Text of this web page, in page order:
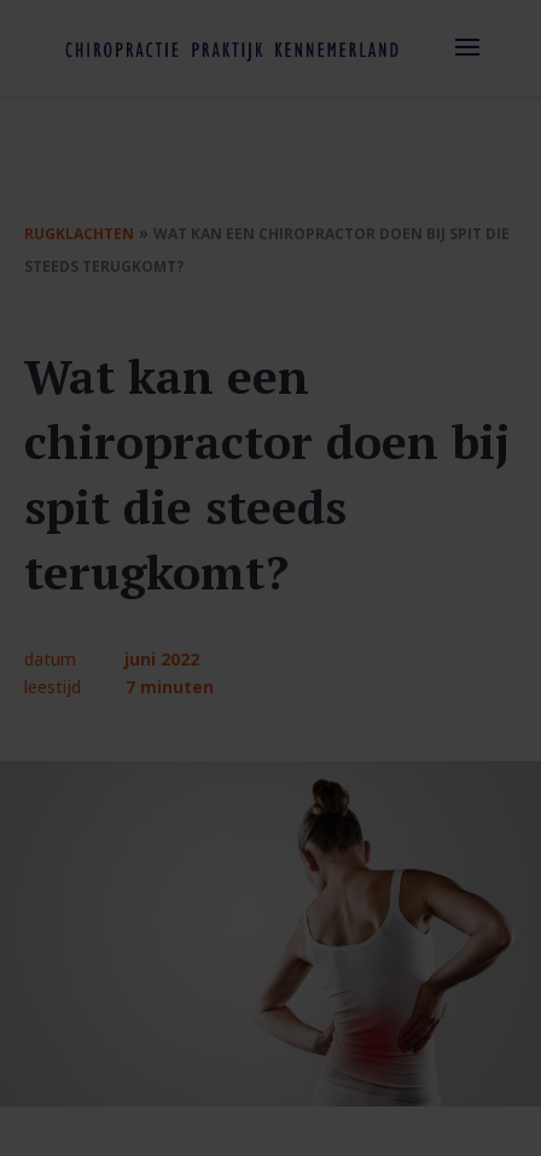
RUGKLACHTEN » WAT KAN EEN CHIROPRACTOR DOEN BIJ SPIT DIE
STEEDS TERUGKOMT?
Wat kan een
chiropractor doen bij
spit die steeds
terugkomt?
datum
juni 2022
leestijd
7 minuten